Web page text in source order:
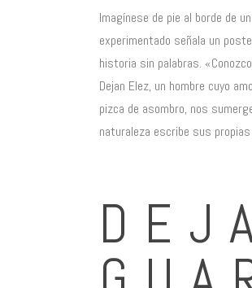
Imagínese de pie al borde de
experimentado señala un
historia sin palabras.
Dejan Elez, un hombre cuyo
pizca de asombro, nos
naturaleza escribe sus